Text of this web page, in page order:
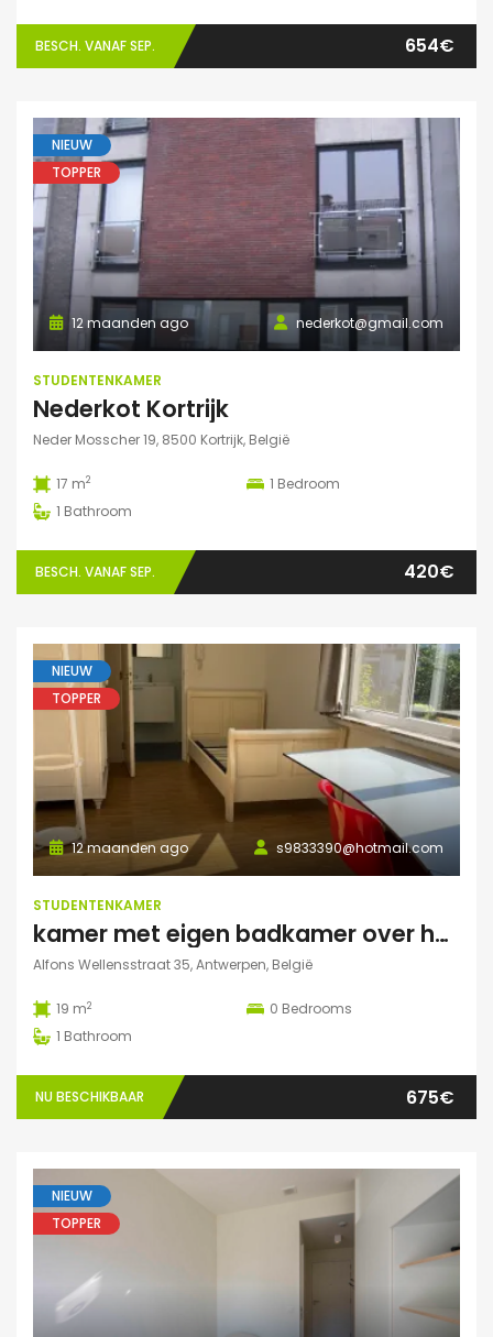
BESCH. VANAF SEP. 654€
NIEUW
TOPPER
nederkot@gmail.com
12 maanden ago
STUDENTENKAMER
Nederkot Kortrijk
Neder Mosscher 19, 8500 Kortrijk, België
17 m2 1 Bedroom
1 Bathroom
BESCH. VANAF SEP. 420€
NIEUW
TOPPER
s9833390@hotmail.com
12 maanden ago
STUDENTENKAMER
kamer met eigen badkamer over het park
Alfons Wellensstraat 35, Antwerpen, België
19 m2 0 Bedrooms
1 Bathroom
NU BESCHIKBAAR 675€
NIEUW
TOPPER